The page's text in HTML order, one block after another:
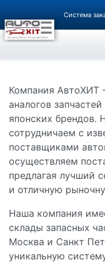
Система
Компания АвтоХИТ
аналогов
японских брендов.
сотрудничаем с
поставщиками
осуществляем
предлагая лучший
и отличную
Наша компания
склады запасных
Москва и Санкт
уникальную